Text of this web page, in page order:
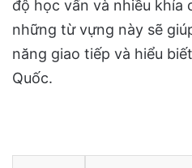
độ học vấn và nhiều khía
những từ vựng này sẽ
năng giao tiếp và hiểu
Quốc.